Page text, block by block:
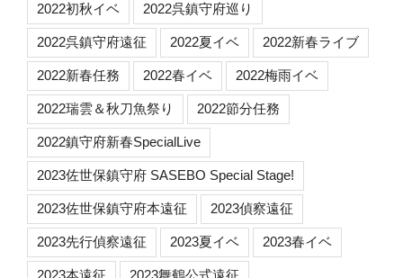
2022初秋イベ 2022呉鎮守府巡り
2022呉鎮守府遠征 2022夏イベ 2022新春ライブ
2022新春任務 2022春イベ 2022梅雨イベ
2022瑞雲＆秋刀魚祭り 2022節分任務
2022鎮守府新春SpecialLive
2023佐世保鎮守府 SASEBO Special Stage!
2023佐世保鎮守府本遠征 2023偵察遠征
2023先行偵察遠征 2023夏イベ 2023春イベ